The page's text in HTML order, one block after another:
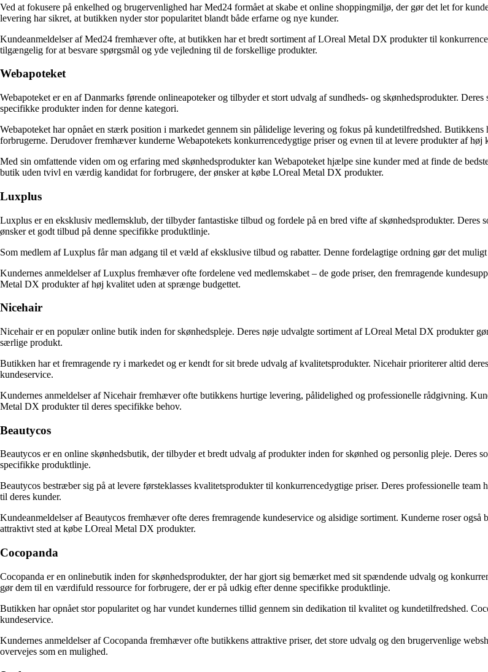
Ved at fokusere på enkelhed og brugervenlighed har Med24 formået at skabe et online shoppingmiljø, der gør det let for
levering har sikret, at butikken nyder stor popularitet blandt både erfarne og nye kunder.
Kundeanmeldelser af Med24 fremhæver ofte, at butikken har et bredt sortiment af LOreal Metal DX produkter til
tilgængelig for at besvare spørgsmål og yde vejledning til de forskellige produkter.
Webapoteket
Webapoteket er en af Danmarks førende onlineapoteker og tilbyder et stort udvalg af sundheds- og skønhedsprodukter.
specifikke produkter inden for denne kategori.
Webapoteket har opnået en stærk position i markedet gennem sin pålidelige levering og fokus på kundetilfredshed.
forbrugerne. Derudover fremhæver kunderne Webapotekets konkurrencedygtige priser og evnen til at levere produkter af høj
Med sin omfattende viden om og erfaring med skønhedsprodukter kan Webapoteket hjælpe sine kunder med at finde de
butik uden tvivl en værdig kandidat for forbrugere, der ønsker at købe LOreal Metal DX produkter.
Luxplus
Luxplus er en eksklusiv medlemsklub, der tilbyder fantastiske tilbud og fordele på en bred vifte af skønhedsprodukter.
ønsker et godt tilbud på denne specifikke produktlinje.
Som medlem af Luxplus får man adgang til et væld af eksklusive tilbud og rabatter. Denne fordelagtige ordning gør det
Kundernes anmeldelser af Luxplus fremhæver ofte fordelene ved medlemskabet – de gode priser, den fremragende
Metal DX produkter af høj kvalitet uden at sprænge budgettet.
Nicehair
Nicehair er en populær online butik inden for skønhedspleje. Deres nøje udvalgte sortiment af LOreal Metal DX produkter
særlige produkt.
Butikken har et fremragende ry i markedet og er kendt for sit brede udvalg af kvalitetsprodukter. Nicehair prioriterer altid
kundeservice.
Kundernes anmeldelser af Nicehair fremhæver ofte butikkens hurtige levering, pålidelighed og professionelle rådgivning.
Metal DX produkter til deres specifikke behov.
Beautycos
Beautycos er en online skønhedsbutik, der tilbyder et bredt udvalg af produkter inden for skønhed og personlig pleje.
specifikke produktlinje.
Beautycos bestræber sig på at levere førsteklasses kvalitetsprodukter til konkurrencedygtige priser. Deres professionelle
til deres kunder.
Kundeanmeldelser af Beautycos fremhæver ofte deres fremragende kundeservice og alsidige sortiment. Kunderne roser
attraktivt sted at købe LOreal Metal DX produkter.
Cocopanda
Cocopanda er en onlinebutik inden for skønhedsprodukter, der har gjort sig bemærket med sit spændende udvalg og
gør dem til en værdifuld ressource for forbrugere, der er på udkig efter denne specifikke produktlinje.
Butikken har opnået stor popularitet og har vundet kundernes tillid gennem sin dedikation til kvalitet og kundetilfredshed.
kundeservice.
Kundernes anmeldelser af Cocopanda fremhæver ofte butikkens attraktive priser, det store udvalg og den brugervenlige
overvejes som en mulighed.